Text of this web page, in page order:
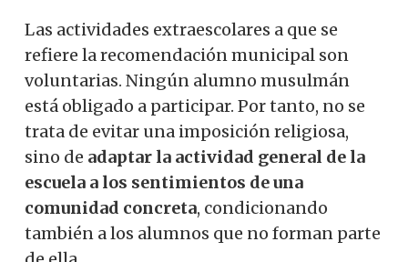
Las actividades extraescolares a que se
refiere la recomendación municipal son
voluntarias. Ningún alumno musulmán
está obligado a participar. Por tanto, no se
trata de evitar una imposición religiosa,
sino de adaptar la actividad general de la
escuela a los sentimientos de una
comunidad concreta, condicionando
también a los alumnos que no forman parte